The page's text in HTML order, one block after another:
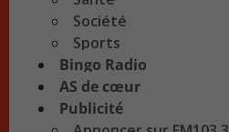
Société
Sports
Bingo Radio
AS de cœur
Publicité